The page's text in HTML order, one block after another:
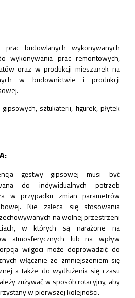
budowlanych wykonywanych
wykonywania prac remontowych,
oraz w produkcji mieszanek na
w budownictwie i produkcji
sztukaterii, figurek, płytek
gęstwy gipsowej musi być
do indywidualnych potrzeb
w przypadku zmian parametrów
Nie zaleca się stosowania
na wolnej przestrzeni
w których są narażone na
atmosferycznych lub na wpływ
wilgoci może doprowadzić do
włącznie ze zmniejszeniem się
a także do wydłużenia się czasu
zużywać w sposób rotacyjny, aby
w pierwszej kolejności.